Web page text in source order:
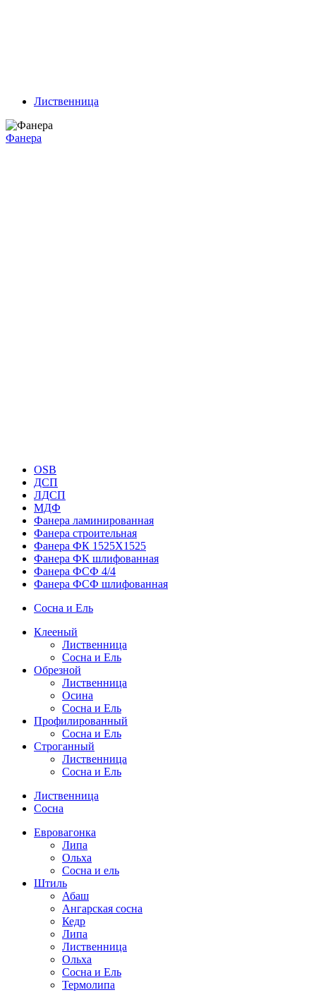
Лиственница
Фанера
OSB
ДСП
ЛДСП
МДФ
Фанера ламинированная
Фанера строительная
Фанера ФК 1525Х1525
Фанера ФК шлифованная
Фанера ФСФ 4/4
Фанера ФСФ шлифованная
Сосна и Ель
Клееный
Лиственница
Сосна и Ель
Обрезной
Лиственница
Осина
Сосна и Ель
Профилированный
Сосна и Ель
Строганный
Лиственница
Сосна и Ель
Лиственница
Сосна
Евровагонка
Липа
Ольха
Сосна и ель
Штиль
Абаш
Ангарская сосна
Кедр
Липа
Лиственница
Ольха
Сосна и Ель
Термолипа